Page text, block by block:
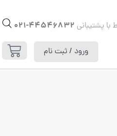
با پشتیبانی 44546832-021
ورود / ثبت نام